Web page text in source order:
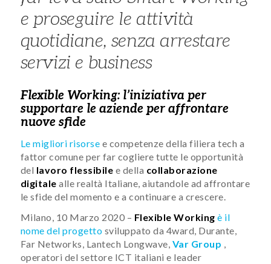
e proseguire le attività
quotidiane, senza arrestare
servizi e business
Flexible Working: l’iniziativa per
supportare le aziende per affrontare
nuove sfide
Le migliori risorse e competenze della filiera tech a
fattor comune per far cogliere tutte le opportunità
del lavoro flessibile e della collaborazione
digitale alle realtà Italiane, aiutandole ad affrontare
le sfide del momento e a continuare a crescere.
Milano, 10 Marzo 2020 – Flexible Working è il
nome del progetto sviluppato da 4ward, Durante,
Far Networks, Lantech Longwave, Var Group ,
operatori del settore ICT italiani e leader